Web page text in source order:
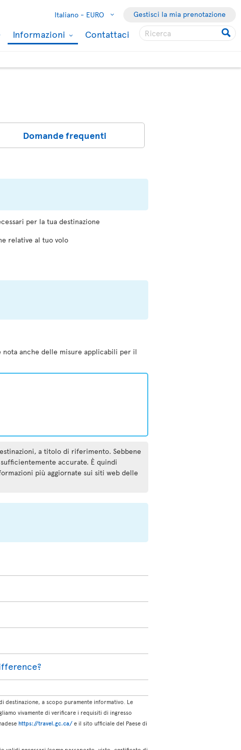
Italiano - EURO Gestisci la mia prenotazione
Informazioni Contattaci
Domande frequenti
per la tua destinazione
relative al tuo volo
anche delle misure applicabili per il
a titolo di riferimento. Sebbene
accurate. È quindi
più aggiornate sui siti web delle
a scopo puramente informativo. Le
vivamente di verificare i requisiti di ingresso
https://travel.gc.ca/ e il sito ufficiale del Paese di